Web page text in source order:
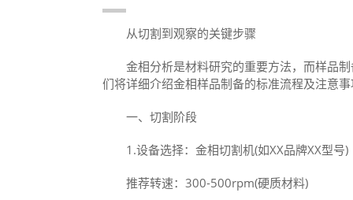
从切割到观察的关键步骤
金相分析是材料研究的重要方法，而样品制
们将详细介绍金相样品制备的标准流程及注意
一、切割阶段
1.设备选择：金相切割机(如XX品牌XX型号)
推荐转速：300-500rpm(硬质材料)